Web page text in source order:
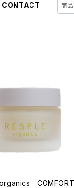
CONTACT
organics COMFORT